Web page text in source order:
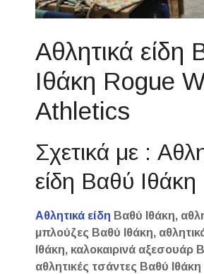
Αθλητικά είδη
Ιθάκη Rogue
Athletics
Σχετικά με :
είδη Βαθύ Ιθάκη
Αθλητικά είδη Βαθύ Ιθάκη,
μπλούζες Βαθύ Ιθάκη,
Ιθάκη, καλοκαιρινά αξεσουάρ
αθλητικές τσάντες Βαθύ Ιθάκη